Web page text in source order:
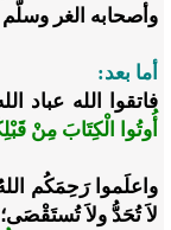
وأصحابه الغر وسلَّم
أما بعد:
فاتقوا الله عباد
أُوتُوا الْكِتَابَ مِنْ
واعلَموا رَحِمَكُم
لاَ تُحَدُّ ولاَ